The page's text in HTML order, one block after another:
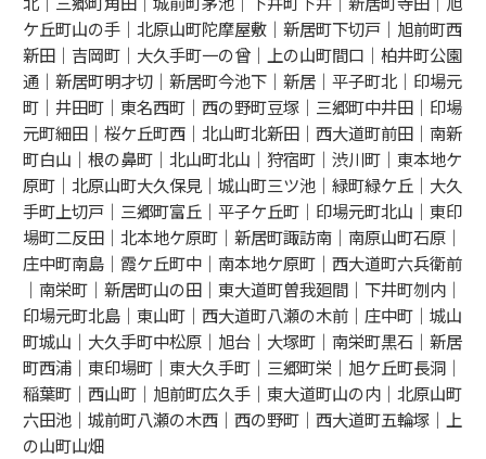
ケ丘町山の手｜北原山町陀摩屋敷｜新居町下切戸｜旭前町西
新田｜吉岡町｜大久手町一の曾｜上の山町間口｜柏井町公園
通｜新居町明才切｜新居町今池下｜新居｜平子町北｜印場元
町｜井田町｜東名西町｜西の野町豆塚｜三郷町中井田｜印場
元町細田｜桜ケ丘町西｜北山町北新田｜西大道町前田｜南新
町白山｜根の鼻町｜北山町北山｜狩宿町｜渋川町｜東本地ケ
原町｜北原山町大久保見｜城山町三ツ池｜緑町緑ケ丘｜大久
手町上切戸｜三郷町富丘｜平子ケ丘町｜印場元町北山｜東印
場町二反田｜北本地ケ原町｜新居町諏訪南｜南原山町石原｜
庄中町南島｜霞ケ丘町中｜南本地ケ原町｜西大道町六兵衛前
｜南栄町｜新居町山の田｜東大道町曽我廻間｜下井町刎内｜
印場元町北島｜東山町｜西大道町八瀬の木前｜庄中町｜城山
町城山｜大久手町中松原｜旭台｜大塚町｜南栄町黒石｜新居
町西浦｜東印場町｜東大久手町｜三郷町栄｜旭ケ丘町長洞｜
稲葉町｜西山町｜旭前町広久手｜東大道町山の内｜北原山町
六田池｜城前町八瀬の木西｜西の野町｜西大道町五輪塚｜上
の山町山畑